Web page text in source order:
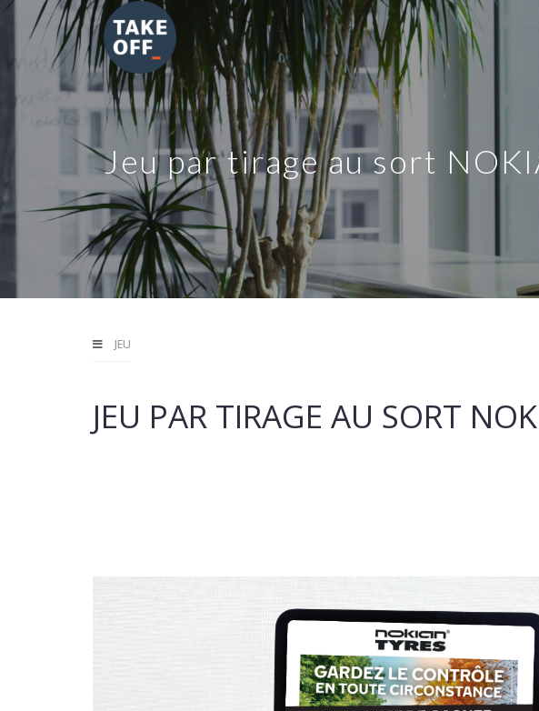
Jeu par tirage au sort
JEU
JEU PAR TIRAGE AU SORT